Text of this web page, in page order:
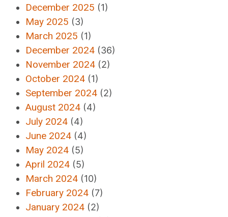
December 2025 (1)
May 2025 (3)
March 2025 (1)
December 2024 (36)
November 2024 (2)
October 2024 (1)
September 2024 (2)
August 2024 (4)
July 2024 (4)
June 2024 (4)
May 2024 (5)
April 2024 (5)
March 2024 (10)
February 2024 (7)
January 2024 (2)